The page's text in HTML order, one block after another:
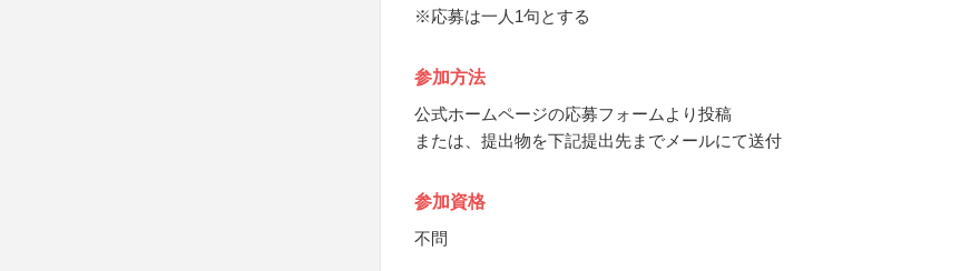
※応募は一人1句とする
参加方法
公式ホームページの応募フォームより投稿
または、提出物を下記提出先までメールにて送付
参加資格
不問